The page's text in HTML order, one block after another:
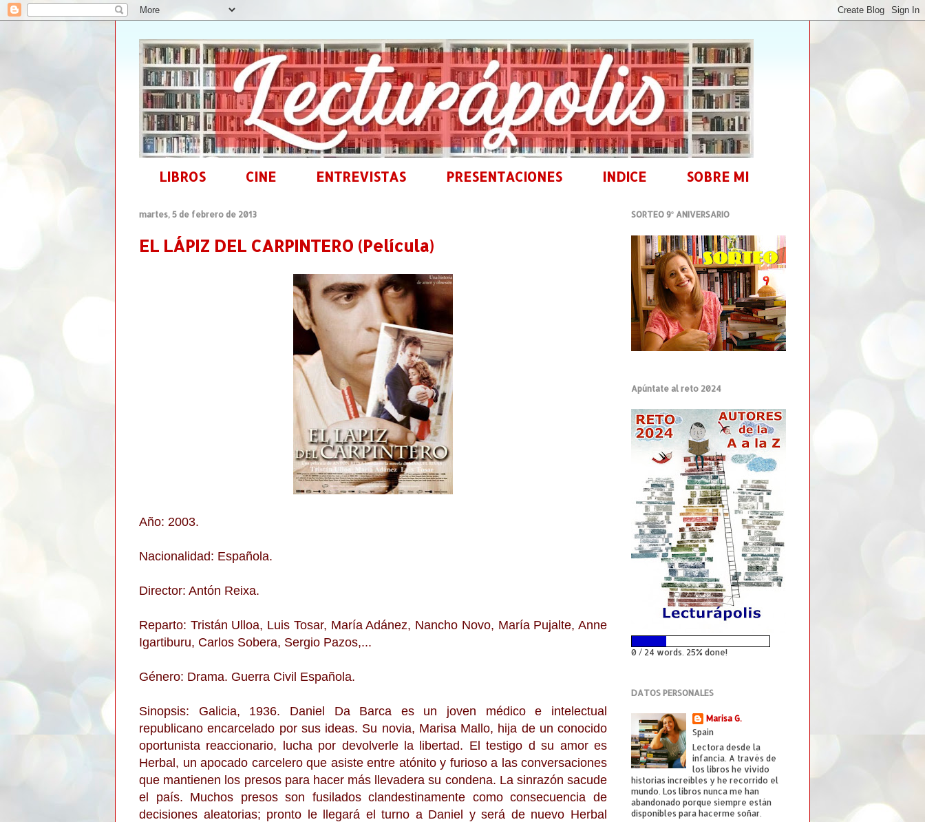
LIBROS CINE ENTREVISTAS PRESENTACIONES INDICE SOBRE MI
martes, 5 de febrero de 2013
EL LÁPIZ DEL CARPINTERO (Película)
Año: 2003.
Nacionalidad: Española.
Director: Antón Reixa.
Reparto: Tristán Ulloa, Luis Tosar, María Adánez, Nancho Novo, María Pujalte, Anne
Igartiburu, Carlos Sobera, Sergio Pazos,...
Género: Drama. Guerra Civil Española.
Sinopsis: Galicia, 1936. Daniel Da Barca es un joven médico e intelectual
republicano encarcelado por sus ideas. Su novia, Marisa Mallo, hija de un conocido
oportunista reaccionario, lucha por devolverle la libertad. El testigo d su amor es
Herbal, un apocado carcelero que asiste entre atónito y furioso a las conversaciones
que mantienen los presos para hacer más llevadera su condena. La sinrazón sacude
el país. Muchos presos son fusilados clandestinamente como consecuencia de
decisiones aleatorias; pronto le llegará el turno a Daniel y será de nuevo Herbal
SORTEO 9º ANIVERSARIO
Apúntate al reto 2024
0 / 24 words. 25% done!
DATOS PERSONALES
Marisa G.
Spain
Lectora desde la
infancia. A través de
los libros he vivido
historias increíbles y he recorrido el
mundo. Los libros nunca me han
abandonado porque siempre están
disponibles para hacerme soñar.